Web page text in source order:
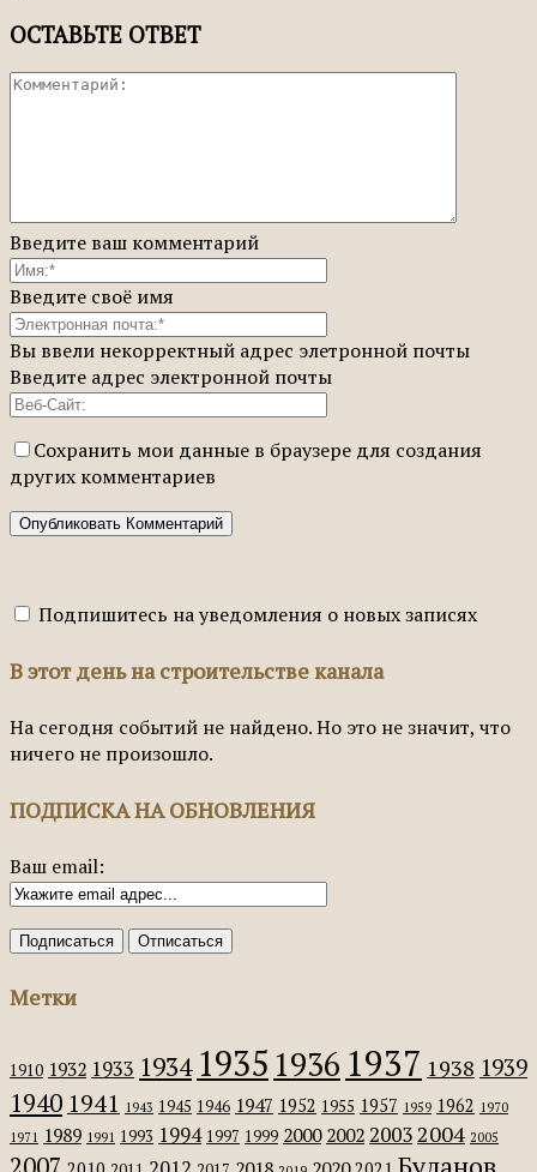
ОСТАВЬТЕ ОТВЕТ
Введите ваш комментарий
Введите своё имя
Вы ввели некорректный адрес элетронной почты
Введите адрес электронной почты
Сохранить мои данные в браузере для создания
других комментариев
Подпишитесь на уведомления о новых записях
В этот день на строительстве канала
На сегодня событий не найдено. Но это не значит, что
ничего не произошло.
ПОДПИСКА НА ОБНОВЛЕНИЯ
Ваш email:
Метки
1910 1932 1933 1934 1935 1936 1937 1938 1939
1940 1941 1943 1945 1946 1947 1952 1955 1957 1959 1962 1970
1971 1989 1991 1993 1994 1997 1999 2000 2002 2003 2004 2005
Буланов